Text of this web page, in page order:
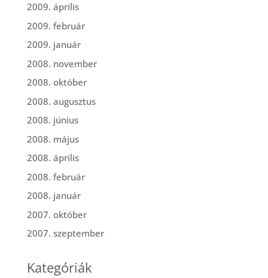
2009. április
2009. február
2009. január
2008. november
2008. október
2008. augusztus
2008. június
2008. május
2008. április
2008. február
2008. január
2007. október
2007. szeptember
Kategóriák